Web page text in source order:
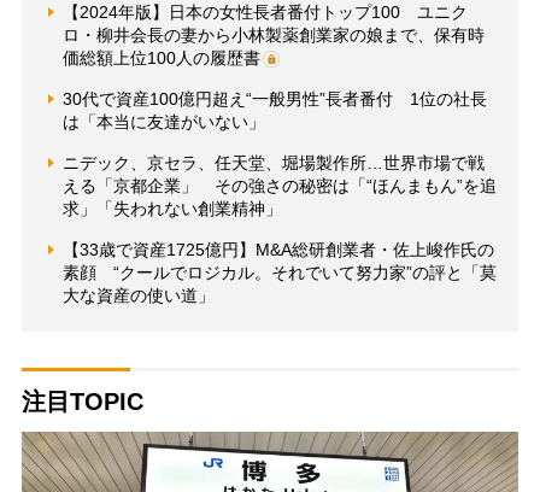
【2024年版】日本の女性長者番付トップ100 ユニク
ロ・柳井会長の妻から小林製薬創業家の娘まで、保有時
価総額上位100人の履歴書
30代で資産100億円超え“一般男性”長者番付 1位の社長
は「本当に友達がいない」
ニデック、京セラ、任天堂、堀場製作所…世界市場で戦
える「京都企業」 その強さの秘密は「“ほんまもん”を追
求」「失われない創業精神」
【33歳で資産1725億円】M&A総研創業者・佐上峻作氏の
素顔 “クールでロジカル。それでいて努力家”の評と「莫
大な資産の使い道」
注目TOPIC